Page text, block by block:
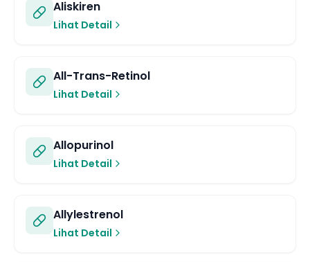
Aliskiren
Lihat Detail
All-Trans-Retinol
Lihat Detail
Allopurinol
Lihat Detail
Allylestrenol
Lihat Detail